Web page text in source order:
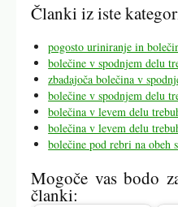
Članki iz iste
pogosto uriniranje in
bolečine v spodnjem delu
zbadajoča bolečina v
bolečine v spodnjem delu
bolečina v levem delu
bolečina v levem delu
bolečine pod rebri na obeh
Mogoče vas bodo
članki: